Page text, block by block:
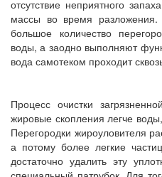
отсутствие неприятного
массы во время разложения.
большое количество
воды, а заодно выполняют
вода самотеком проходит
Процесс очистки
жировые скопления легче
Перегородки жироуловителя
а потому более легкие
достаточно удалить эту